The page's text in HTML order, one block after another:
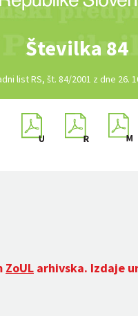
Številka 84
list RS, št. 84/2001 z dne 26.
ZoUL arhivska. Izdaje